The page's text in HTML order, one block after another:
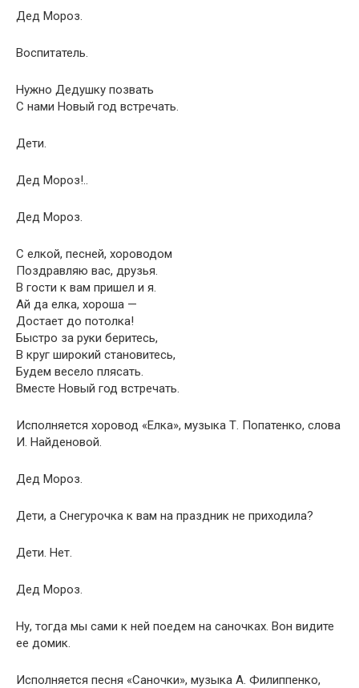
Дед Мороз.
Воспитатель.
Нужно Дедушку позвать
С нами Новый год встречать.
Дети.
Дед Мороз!..
Дед Мороз.
С елкой, песней, хороводом
Поздравляю вас, друзья.
В гости к вам пришел и я.
Ай да елка, хороша —
Достает до потолка!
Быстро за руки беритесь,
В круг широкий становитесь,
Будем весело плясать.
Вместе Новый год встречать.
Исполняется хоровод «Елка», музыка Т. Попатенко, слова
И. Найденовой.
Дед Мороз.
Дети, а Снегурочка к вам на праздник не приходила?
Дети. Нет.
Дед Мороз.
Ну, тогда мы сами к ней поедем на саночках. Вон видите
ее домик.
Исполняется песня «Саночки», музыка А. Филиппенко,